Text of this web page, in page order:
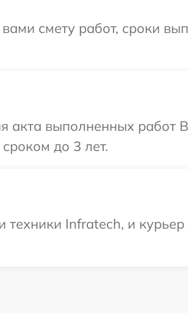
смету работ, сроки
акта выполненных
до 3 лет.
Infratech, и курьер